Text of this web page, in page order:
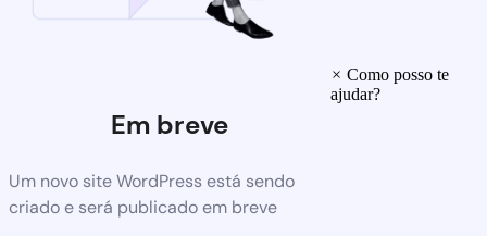
Em breve
Um novo site WordPress está sendo
criado e será publicado em breve
× Como posso te
ajudar?